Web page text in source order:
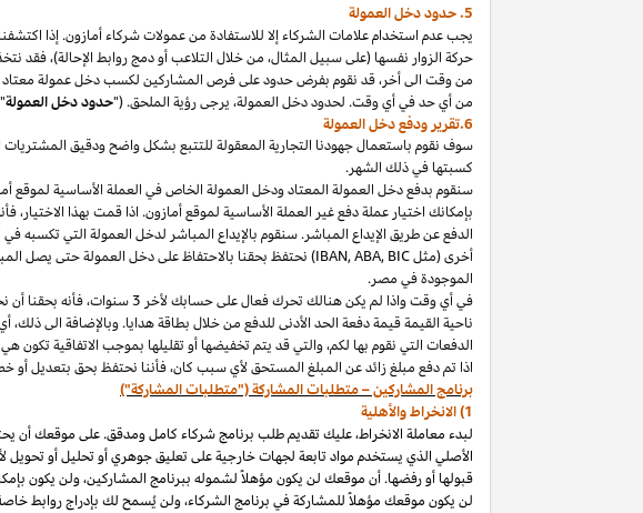
5. حدود دخل العمولة
يجب عدم استخدام علامات الشركاء إلا للاستفادة من عمولات شركاء أمازون. إذا
حركة الزوار نفسها (على سبيل المثال، من خلال التلاعب أو دمج روابط الإحالة)، فقد
من وقت الىأخر،قد نقوم بفرض حدود على فرص المشاركين لكسب دخل عمولة
من أي حد في أي وقت. لحدود دخل العمولة، يرجى رؤية الملحق. ("حدود دخل العمولة
6.تقرير ودفع دخل العمولة
سوف نقوم باستعمال جهودنا التجارية المعقولة للتتبع بشكل واضح ودقيق المشتريات
كسبتها في ذلك الشهر.
بإمكانك اختيار عملة دفع غير العملة الأساسية لموقع أمازون. اذا قمت بهذا الاختيار،
الدفع عن طريق الإيداع المباشر. سنقوم بالإيداع المباشر لدخل العمولة التي
أخرى (مثل
IBAN,ABA, BIC ) نحتفظ بحقنا بالاحتفاظ على دخل العمولة حتى يصل
الموجودةفي مصر.
في أي وقتواذا لم يكن هنالك تحرك فعال على حسابك لأخر 3 سنوات،فأنه بحقنا
ناحية القيمة قيمة دفعة الحد الأدنى للدفع من خلال بطاقة هدايا. وبالإضافة الىذلك،
الدفعات التي نقوم بها لكم،والتي قد يتم تخفيضها أو تقليلها بموجب الاتفاقية تكون هي
اذا تم دفع مبلغ زائد عن المبلغ المستحق لأي سبب كان،فأننا نحتفظ بحق بتعديل أو
برنامج المشاركين – متطلبات المشاركة ("متطلبات المشاركة")
1) الانخراط والأهلية
لبدء معاملة الانخراط، عليك تقديم طلب برنامج شركاء كامل ومدقق. على موقعك
الأصلي الذي يستخدم مواد تابعة لجهات خارجية على تعليق جوهري أو تحليل أو
قبولها أو رفضها. أن موقعك لن يكون مؤهلاً لشموله ببرنامج المشاركين، ولن يكون
لن يكون موقعك مؤهلاً للمشاركة في برنامج الشركاء، ولن يُسمح لك بإدراج روابط